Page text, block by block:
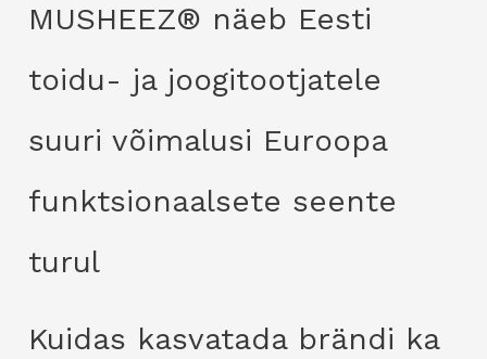
MUSHEEZ® näeb Eesti
toidu- ja joogitootjatele
suuri võimalusi Euroopa
funktsionaalsete seente
turul
Kuidas kasvatada brändi ka